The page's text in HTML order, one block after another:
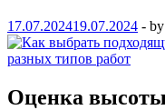
17.07.202419.07.2024 - by
Оценка высоты